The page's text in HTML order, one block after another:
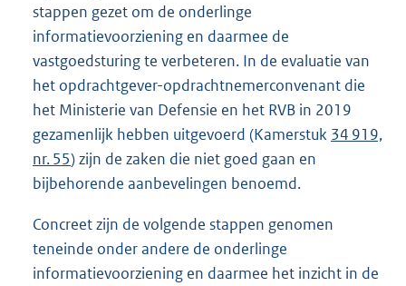
stappen gezet om de onderlinge
informatievoorziening en daarmee de
vastgoedsturing te verbeteren. In de evaluatie van
het opdrachtgever-opdrachtnemerconvenant die
het Ministerie van Defensie en het RVB in 2019
gezamenlijk hebben uitgevoerd (Kamerstuk 34 919,
nr. 55) zijn de zaken die niet goed gaan en
bijbehorende aanbevelingen benoemd.
Concreet zijn de volgende stappen genomen
teneinde onder andere de onderlinge
informatievoorziening en daarmee het inzicht in de